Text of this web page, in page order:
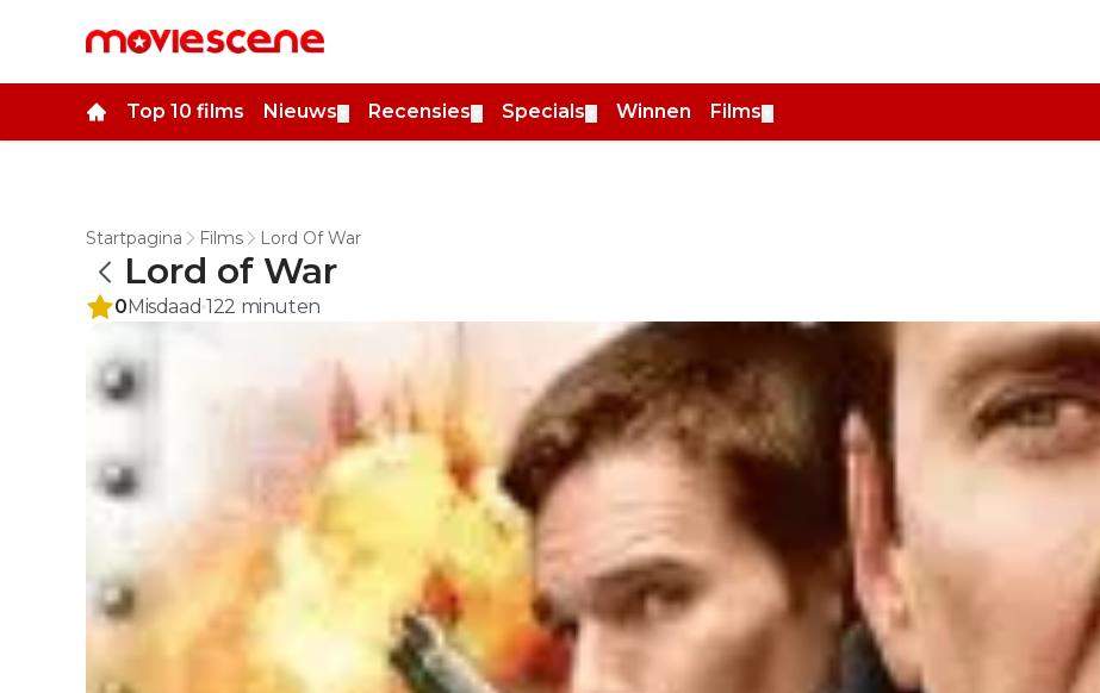
Top 10 films Nieuws Recensies Specials Winnen Films
Startpagina Films Lord Of War
Lord of War
0Misdaad 122 minuten